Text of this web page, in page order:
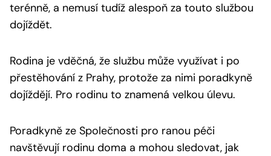
terénně, a nemusí tudíž alespoň za touto službou
dojíždět.
Rodina je vděčná, že službu může využívat i po
přestěhování z Prahy, protože za nimi poradkyně
dojíždějí. Pro rodinu to znamená velkou úlevu.
Poradkyně ze Společnosti pro ranou péči
navštěvují rodinu doma a mohou sledovat, jak